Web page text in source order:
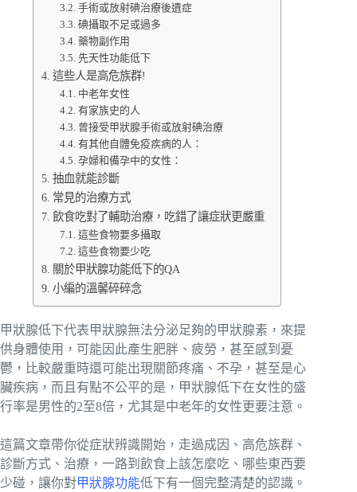
手術或放射碘治療後遺症
碘攝取不足或過多
藥物副作用
先天性功能低下
這些人是高危族群!
中老年女性
有家族史的人
曾接受甲狀腺手術或放射碘治療
有其他自體免疫疾病的人：
孕婦和備孕中的女性：
抽血就能診斷
常見的治療方式
飲食吃對了輔助治療，吃錯了讓症狀更嚴重
這些食物要多攝取
這些食物要少吃
關於甲狀腺功能低下的QA
小編的溫馨碎碎念
甲狀腺低下代表甲狀腺無法分泌足夠的甲狀腺素，來提
供身體使用，可能因此產生肥胖、疲勞，甚至感到憂
鬱，比較嚴重時還可能出現關節疼痛、不孕，甚至是心
臟疾病，而且有點不公平的是，甲狀腺低下在女性的盛
行率是男性的2至8倍，尤其是中老年的女性更要注意。
這篇文章帶你從症狀辨識開始，走過成因、高危族群、
診斷方式、治療，一路到飲食上該怎麼吃、哪些東西要
少碰，讓你對甲狀腺功能低下有一個完整清楚的認識。